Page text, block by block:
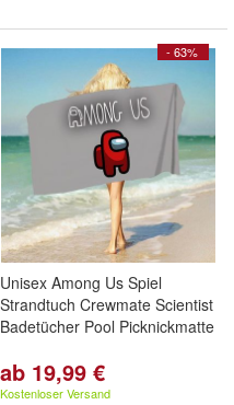
- 63%
Unisex Among Us Spiel
Strandtuch Crewmate Scientist
Badetücher Pool Picknickmatte
ab 19,99 €
Kostenloser Versand